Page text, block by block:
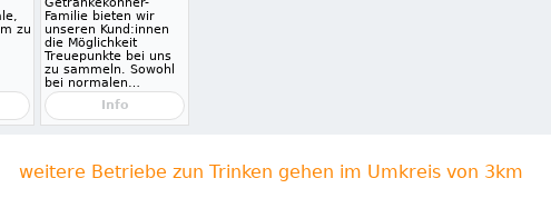
zu
Familie bieten wir
unseren Kund:innen
die Möglichkeit
Treuepunkte bei uns
zu sammeln. Sowohl
bei normalen…
Info
weitere Betriebe zun Trinken gehen im Umkreis von 3km